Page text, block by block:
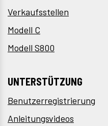
Verkaufsstellen
Modell C
Modell S800
UNTERSTÜTZUNG
Benutzerregistrierung
Anleitungsvideos